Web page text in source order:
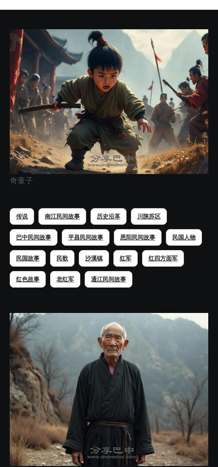
奇童子
传说 南江民间故事 历史沿革 川陕苏区
巴中民间故事 平昌民间故事 恩阳民间故事 民国人物
民国故事 民歌 沙溪镇 红军 红四方面军
红色故事 老红军 通江民间故事